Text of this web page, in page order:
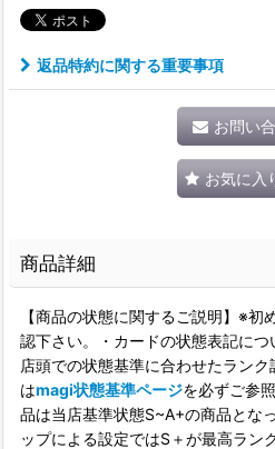
返品特約に関する重要事項
お問い
お気に入
商品詳細
【商品の状態に関するご説明】※
認下さい。・カードの状態表記に
店頭での状態基準に合わせたラン
はmagi状態基準ページを必ずご参
品は当店基準状態S~A+の商品とな
ップによる設定ではS＋が最高ラン